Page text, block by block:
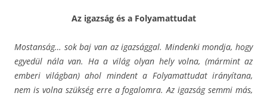
Az igazság és a Folyamattudat
Mostanság… sok baj van az igazsággal. Mindenki mondja, hogy
egyedül nála van. Ha a világ olyan hely volna, (mármint az
emberi világban) ahol mindent a Folyamattudat irányítana,
nem is volna szükség erre a fogalomra. Az igazság semmi más,